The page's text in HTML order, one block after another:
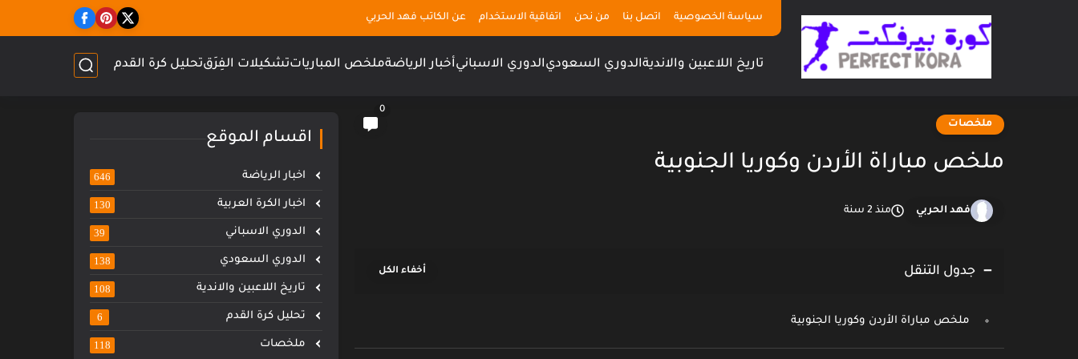
سياسة الخصوصية اتصل بنا من نحن اتفاقية الاستخدام عن الكاتب فهد الحربي
تاريخ اللاعبين والانديةالدوري السعوديالدوري الاسبانيأخبار الرياضةملخص المبارياتتشكيلات الفِرَقتحليل كرة القدم
ملخصات
0
ملخص مباراة الأردن وكوريا الجنوبية
فهد الحربي منذ 2 سنة
جدول التنقل
ملخص مباراة الأردن وكوريا الجنوبية
اقسام الموقع
اخبار الرياضة 646
اخبار الكرة العربية 130
الدوري الاسباني 39
الدوري السعودي 138
تاريخ اللاعبين والاندية 108
تحليل كرة القدم 6
ملخصات 118